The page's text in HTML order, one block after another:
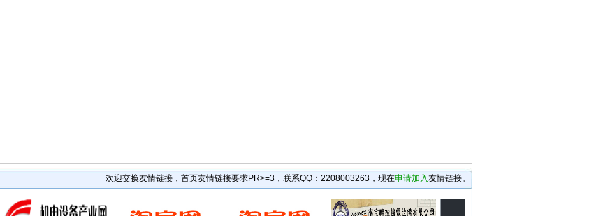
• [最新快讯] 独家代理FAR-EAS极东90S全国一级代理 2016-08-05 14:10
大陆专业代理FAR-EAS极东180S 2016-08-05 14:10
• [最新快讯] 南京鹏控优势代理Magnescale磁尺BD96系列 2016-08-05 14:10
• [最新快讯] 长期销售日本日东工业DP0105-X1-0001隔膜泵大量现 2016-08-05 14:10
欢迎交换友情链接，首页友情链接要求PR>=3，联系QQ：2208003263，现在申请加入友情链接。